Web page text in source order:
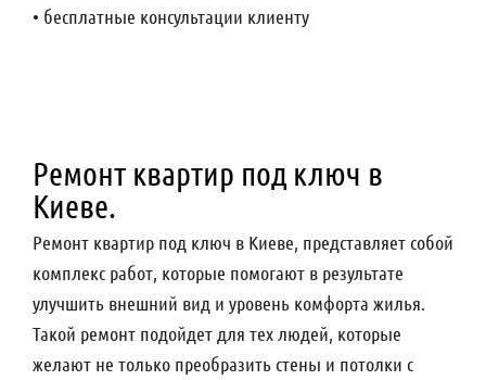
• бесплатные консультации клиенту
Ремонт квартир под ключ в
Киеве.
Ремонт квартир под ключ в Киеве, представляет собой
комплекс работ, которые помогают в результате
улучшить внешний вид и уровень комфорта жилья.
Такой ремонт подойдет для тех людей, которые
желают не только преобразить стены и потолки с